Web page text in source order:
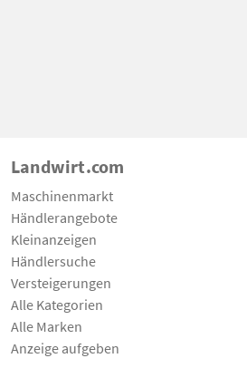
Landwirt.com
Maschinenmarkt
Händlerangebote
Kleinanzeigen
Händlersuche
Versteigerungen
Alle Kategorien
Alle Marken
Anzeige aufgeben